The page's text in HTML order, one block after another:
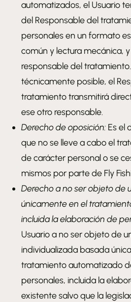
automatizados, el Usuario
del Responsable del
personales en un formato
común y lectura mecánica,
responsable del
técnicamente posible, el
tratamiento transmitirá
ese otro responsable.
Derecho de oposición: Es el
que no se lleve a cabo el
de carácter personal o se
mismos por parte de Fly
Derecho a no ser objeto de
únicamente en el
incluida la elaboración de
Usuario a no ser objeto de
individualizada basada
tratamiento automatizado
personales, incluida la
existente salvo que la